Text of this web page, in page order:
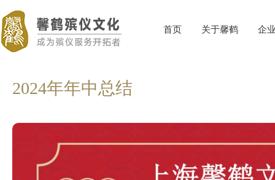
首页 关于馨鹤 企
2024年年中总结